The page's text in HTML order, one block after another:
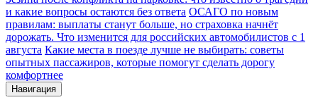
и какие вопросы остаются без ответа ОСАГО по новым
правилам: выплаты станут больше, но страховка начнёт
дорожать. Что изменится для российских автомобилистов с 1
августа Какие места в поезде лучше не выбирать: советы
опытных пассажиров, которые помогут сделать дорогу
комфортнее
Навигация